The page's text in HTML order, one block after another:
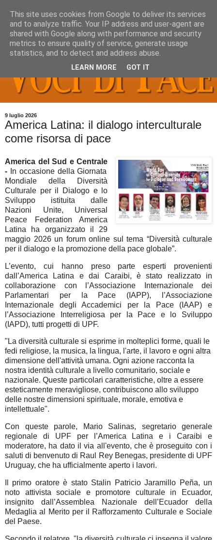
9 luglio 2026
America Latina: il dialogo interculturale
come risorsa di pace
America del Sud e Centrale
-
In occasione della Giornata
Mondiale della Diversità
Culturale per il Dialogo e lo
Sviluppo istituita dalle
Nazioni Unite, Universal
Peace Federation America
Latina ha organizzato il 29
maggio 2026 un forum online sul tema “Diversità culturale
per il dialogo e la promozione della pace globale”.
L’evento, cui hanno preso parte esperti provenienti
dall’America Latina e dai Caraibi, è stato realizzato in
collaborazione con l’Associazione Internazionale dei
Parlamentari per la Pace (IAPP), l’Associazione
Internazionale degli Accademici per la Pace (IAAP) e
l’Associazione Interreligiosa per la Pace e lo Sviluppo
(IAPD), tutti progetti di UPF.
"La diversità culturale si esprime in molteplici forme, quali le
fedi religiose, la musica, la lingua, l'arte, il lavoro e ogni altra
dimensione dell'attività umana. Ogni azione racconta la
nostra identità culturale a livello comunitario, sociale e
nazionale. Queste particolari caratteristiche, oltre a essere
esteticamente meravigliose, contribuiscono allo sviluppo
delle nostre dimensioni spirituale, morale, emotiva e
intellettuale".
Con queste parole, Mario Salinas, segretario generale
regionale di UPF per l’America Latina e i Caraibi e
moderatore, ha dato il via all'evento, che è proseguito con i
saluti di benvenuto di Raul Rey Benegas, presidente di UPF
Uruguay, che ha ufficialmente aperto i lavori.
Il primo oratore è stato Stalin Patricio Jaramillo Peña, un
noto attivista sociale e promotore culturale in Ecuador,
insignito dall’Assemblea Nazionale dell’Ecuador della
Medaglia al Merito per il Rafforzamento Culturale e Sociale
del Paese.
This site uses cookies from Google to deliver its services
and to analyze traffic. Your IP address and user-agent are
shared with Google along with performance and security
metrics to ensure quality of service, generate usage
statistics, and to detect and address abuse.
LEARN MORE GOT IT